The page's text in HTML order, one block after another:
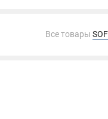
Все товары